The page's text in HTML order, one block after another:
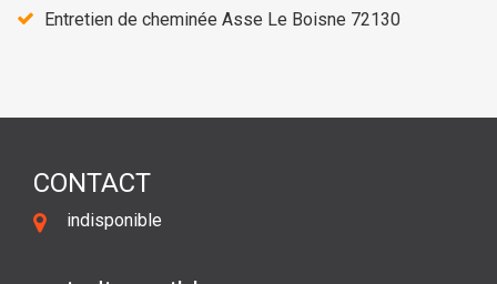
Entretien de cheminée Asse Le Boisne 72130
CONTACT
indisponible